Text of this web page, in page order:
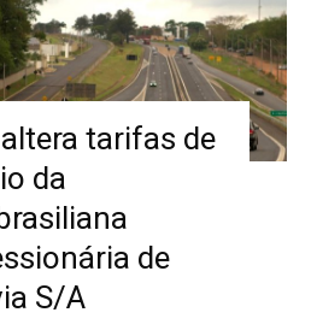
tarifas de
da
de
S/A